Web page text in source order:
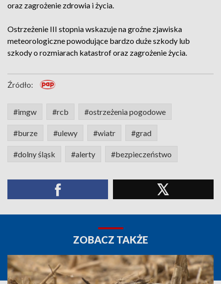
oraz zagrożenie zdrowia i życia.
Ostrzeżenie III stopnia wskazuje na groźne zjawiska
meteorologiczne powodujące bardzo duże szkody lub
szkody o rozmiarach katastrof oraz zagrożenie życia.
Źródło:
#imgw #rcb #ostrzeżenia pogodowe
#burze #ulewy #wiatr #grad
#dolny śląsk #alerty #bezpieczeństwo
ZOBACZ TAKŻE